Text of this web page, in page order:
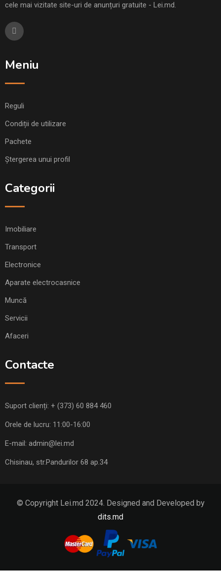
cele mai vizitate site-uri de anunțuri gratuite - Lei.md.
Meniu
Reguli
Condiții de utilizare
Pachete
Ștergerea unui profil
Categorii
Imobiliare
Transport
Electronice
Aparate electrocasnice
Muncă
Servicii
Afaceri
Contacte
Suport clienți: + (373) 60 884 460
Orele de lucru: 11:00-16:00
E-mail: admin@lei.md
Chisinau, str.Pandurilor 68 ap.34
© Copyright Lei.md 2024. Designed and Developed by
dits.md